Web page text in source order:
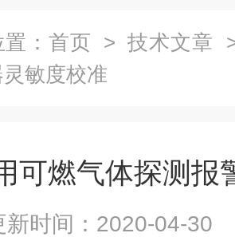
： 首页 > 技术文章
敏度校准
可燃气体探测报
新时间：2020-04-